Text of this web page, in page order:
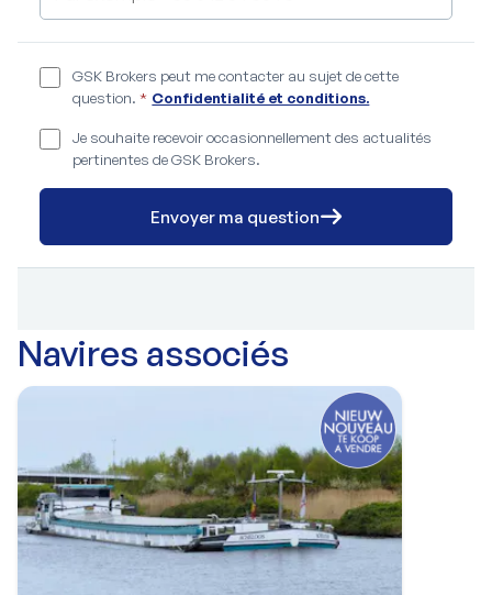
GSK Brokers peut me contacter au sujet de cette
question.* Confidentialité et conditions.
Je souhaite recevoir occasionnellement des actualités
pertinentes de GSK Brokers.
Envoyer ma question
Navires associés